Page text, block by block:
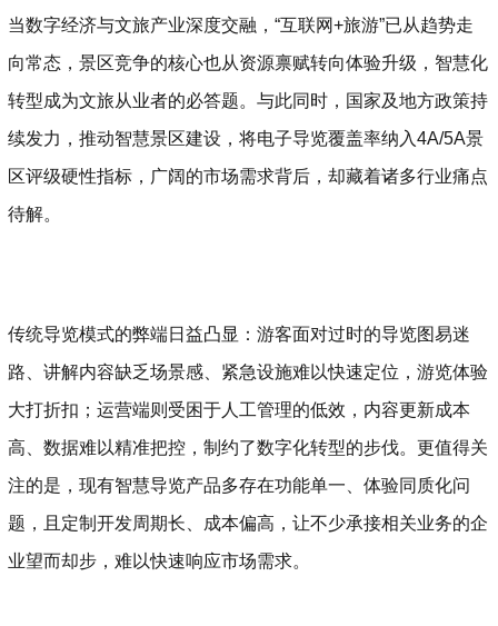
当数字经济与文旅产业深度交融，“互联网+旅游”已从趋势走
向常态，景区竞争的核心也从资源禀赋转向体验升级，智慧化
转型成为文旅从业者的必答题。与此同时，国家及地方政策持
续发力，推动智慧景区建设，将电子导览覆盖率纳入4A/5A景
区评级硬性指标，广阔的市场需求背后，却藏着诸多行业痛点
待解。
传统导览模式的弊端日益凸显：游客面对过时的导览图易迷
路、讲解内容缺乏场景感、紧急设施难以快速定位，游览体验
大打折扣；运营端则受困于人工管理的低效，内容更新成本
高、数据难以精准把控，制约了数字化转型的步伐。更值得关
注的是，现有智慧导览产品多存在功能单一、体验同质化问
题，且定制开发周期长、成本偏高，让不少承接相关业务的企
业望而却步，难以快速响应市场需求。